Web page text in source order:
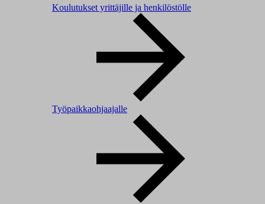
Koulutukset yrittäjille ja henkilöstölle
Työpaikkaohjaajalle